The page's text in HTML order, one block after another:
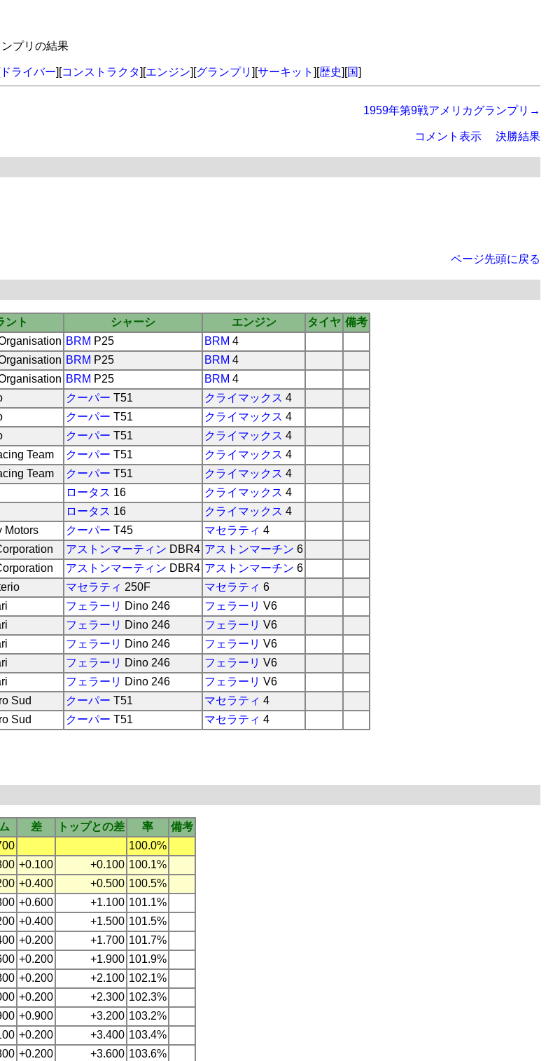
プリの結果
ドライバー][コンストラクタ][エンジン][グランプリ ][サーキット ][歴史][国]
1959年第9戦アメリカグランプリ→
コメント表示 決勝結果
ページ先頭に戻る
ント シャーシ エンジン タイヤ 備考
BRM P25 BRM 4
BRM P25 BRM 4
BRM P25 BRM 4
クーパー T51 クライマックス 4
クーパー T51 クライマックス 4
クーパー T51 クライマックス 4
Team クーパー T51 クライマックス 4
Team クーパー T51 クライマックス 4
ロータス 16 クライマックス 4
ロータス 16 クライマックス 4
Motors クーパー T45 マセラティ 4
アストンマーティン DBR4 アストンマーチン 6
アストンマーティン DBR4 アストンマーチン 6
マセラティ 250F マセラティ 6
フェラーリ Dino 246 フェラーリ V6
フェラーリ Dino 246 フェラーリ V6
フェラーリ Dino 246 フェラーリ V6
フェラーリ Dino 246 フェラーリ V6
フェラーリ Dino 246 フェラーリ V6
Sud クーパー T51 マセラティ 4
Sud クーパー T51 マセラティ 4
差 トップとの差 率
備考
100.0%
+0.100 +0.100 100.1%
+0.400 +0.500 100.5%
+0.600 +1.100 101.1%
+0.400 +1.500 101.5%
+0.200 +1.700 101.7%
+0.200 +1.900 101.9%
+0.200 +2.100 102.1%
+0.200 +2.300 102.3%
+0.900 +3.200 103.2%
+0.200 +3.400 103.4%
+0.200 +3.600 103.6%